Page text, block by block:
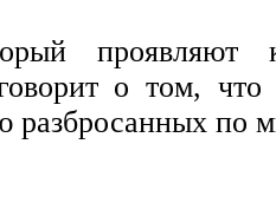
проявляют
о том,
разбросанных по